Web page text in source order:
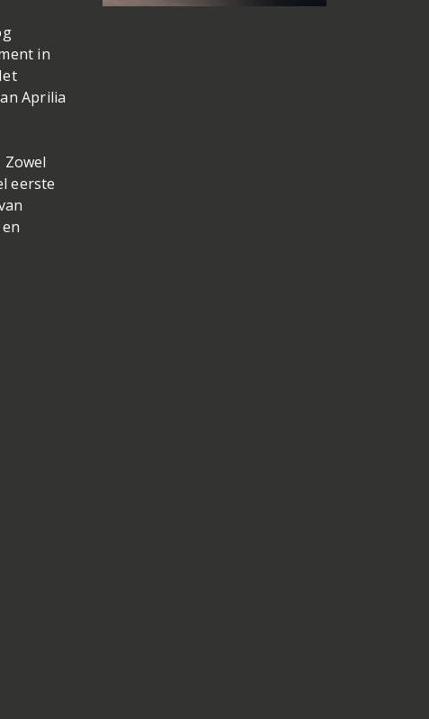
in
Aprilia
eerste